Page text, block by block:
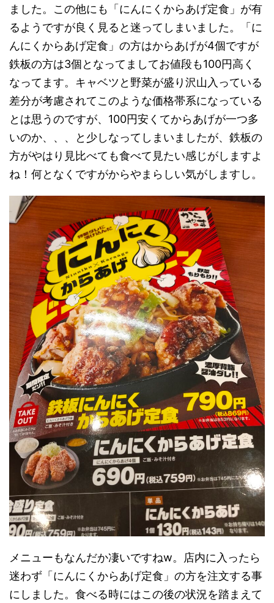
ました。この他にも「にんにくからあげ定食」が有
るようですが良く見ると迷ってしまいました。「に
んにくからあげ定食」の方はからあげが4個ですが
鉄板の方は3個となってましてお値段も100円高く
なってます。キャベツと野菜が盛り沢山入っている
差分が考慮されてこのような価格帯系になっている
とは思うのですが、100円安くてからあげが一つ多
いのか、、、と少しなってしまいましたが、鉄板の
方がやはり見比べても食べて見たい感じがしますよ
ね！何となくですがからやまらしい気がしますし。
メニューもなんだか凄いですねw。店内に入ったら
迷わず「にんにくからあげ定食」の方を注文する事
にしました。食べる時にはこの後の状況を踏まえて